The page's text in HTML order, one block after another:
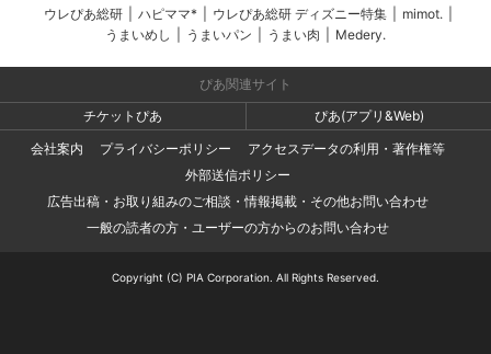
ウレぴあ総研 ハピママ* ウレぴあ総研 ディズニー特集 mimot.
うまいめし
うまいパン うまい肉 Medery.
ぴあ関連サイト
チケットぴあ
ぴあ(アプリ&Web)
会社案内
プライバシーポリシー
アクセスデータの利用・著作権等
外部送信ポリシー
広告出稿・お取り組みのご相談・情報掲載・その他お問い合わせ
一般の読者の方・ユーザーの方からのお問い合わせ
Copyright (C) PIA Corporation. All Rights Reserved.